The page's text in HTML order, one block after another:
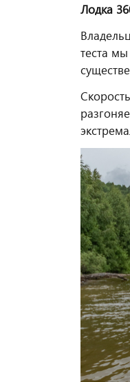
Лодка
теста